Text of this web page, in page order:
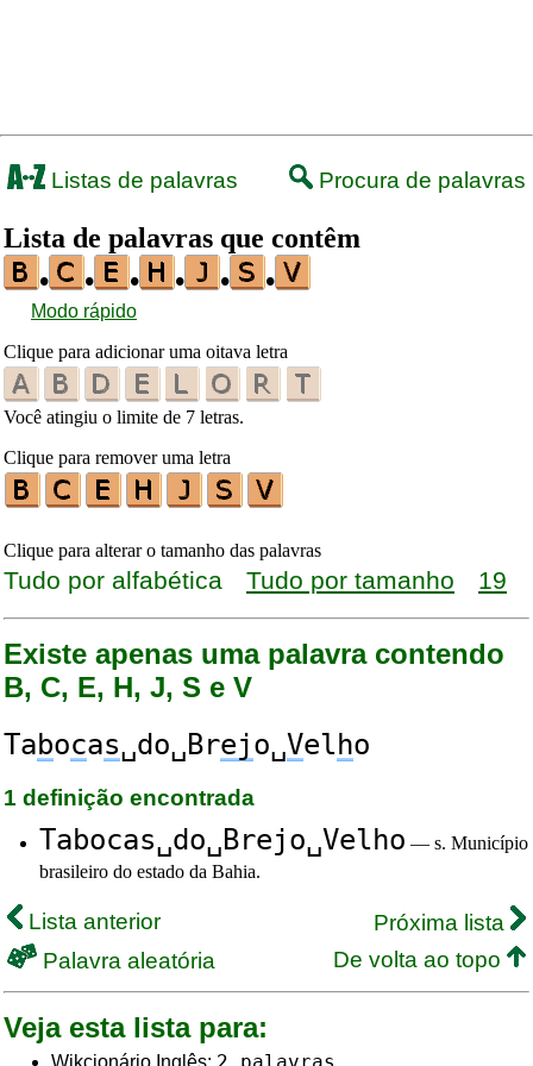
Listas de palavras Procura de palavras
Lista de palavras que contêm
•
• • • • •
Modo rápido
Clique para adicionar uma oitava letra
Você atingiu o limite de 7 letras.
Clique para remover uma letra
Clique para alterar o tamanho das palavras
Tudo por alfabética Tudo por tamanho 19
Existe apenas uma palavra contendo
B, C, E, H, J, S e V
Tabocas␣do␣Brejo␣Velho
1 definição encontrada
Tabocas␣do␣Brejo␣Velho — s. Município
brasileiro do estado da Bahia.
Lista anterior
Próxima lista
Palavra aleatória
De volta ao topo
Veja esta lista para:
Wikcionário Inglês: